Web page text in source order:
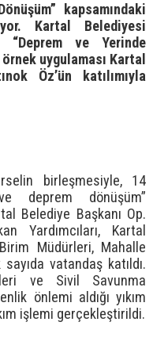
kapsamındaki
Kartal Belediyesi
“Deprem ve Yerinde
uygulaması Kartal
Öz’ün katılımıyla
birleşmesiyle, 14
deprem dönüşüm”
Belediye Başkanı Op.
Yardımcıları, Kartal
Müdürleri, Mahalle
vatandaş katıldı.
ve Sivil Savunma
önlemi aldığı yıkım
işlemi gerçekleştirildi.